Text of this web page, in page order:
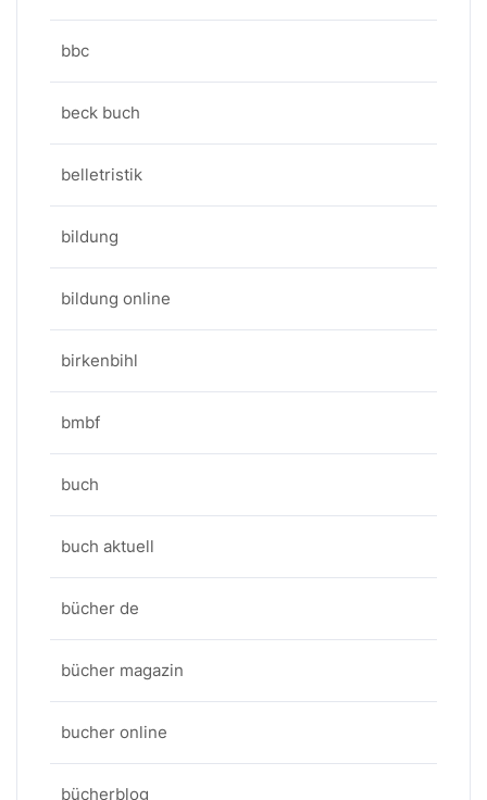
bbc
beck buch
belletristik
bildung
bildung online
birkenbihl
bmbf
buch
buch aktuell
bücher de
bücher magazin
bucher online
bücherblog